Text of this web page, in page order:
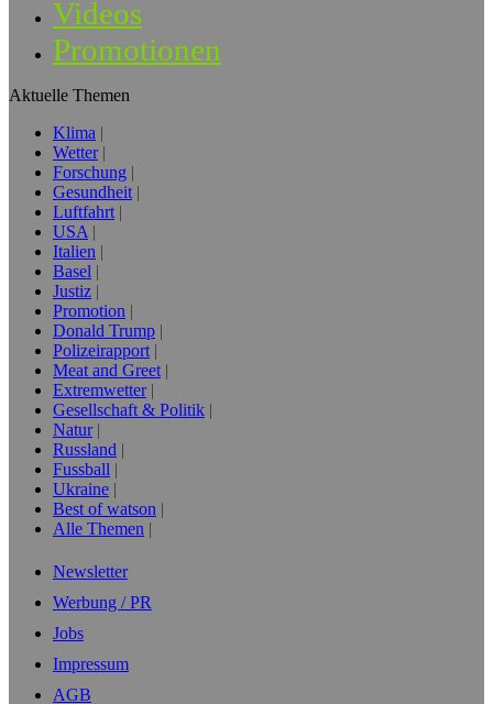
Videos
Promotionen
Aktuelle Themen
Klima
Wetter
Forschung
Gesundheit
Luftfahrt
USA
Italien
Basel
Justiz
Promotion
Donald Trump
Polizeirapport
Meat and Greet
Extremwetter
Gesellschaft & Politik
Natur
Russland
Fussball
Ukraine
Best of watson
Alle Themen
Newsletter
Werbung / PR
Jobs
Impressum
AGB